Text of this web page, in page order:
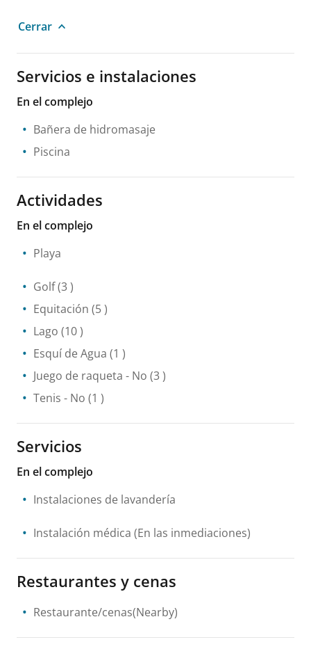
Cerrar
Servicios e instalaciones
En el complejo
Bañera de hidromasaje
Piscina
Actividades
En el complejo
Playa
Golf(3 )
Equitación (5 )
Lago (10 )
Esquí de Agua (1 )
Juego de raqueta - No (3 )
Tenis - No (1 )
Servicios
En el complejo
Instalaciones de lavandería
Instalación médica (En las inmediaciones)
Restaurantes y cenas
Restaurante/cenas(Nearby)